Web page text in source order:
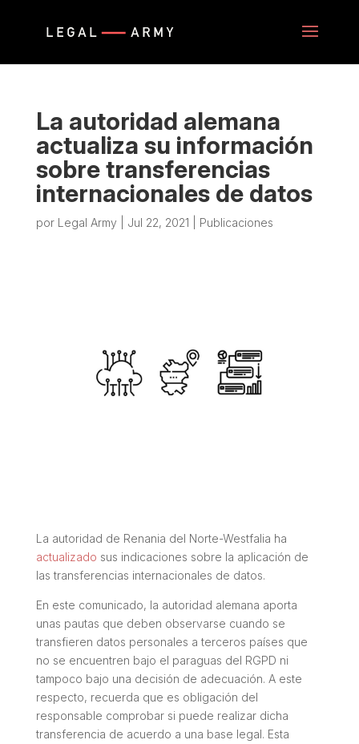
La autoridad alemana
actualiza su información
sobre transferencias
internacionales de datos
por Legal Army Jul 22, 2021 Publicaciones
La autoridad de Renania del Norte-Westfalia ha
actualizado sus indicaciones sobre la aplicación de
las transferencias internacionales de datos.
En este comunicado, la autoridad alemana aporta
unas pautas que deben observarse cuando se
transfieren datos personales a terceros países que
no se encuentren bajo el paraguas del RGPD ni
tampoco bajo una decisión de adecuación. A este
respecto, recuerda que es obligación del
responsable comprobar si puede realizar dicha
transferencia de acuerdo a una base legal. Esta